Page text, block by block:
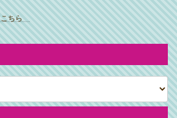
こちら